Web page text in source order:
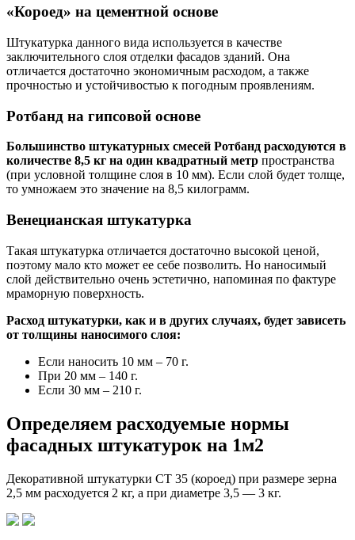
«Короед» на цементной основе
Штукатурка данного вида используется в качестве
заключительного слоя отделки фасадов зданий. Она
отличается достаточно экономичным расходом, а также
прочностью и устойчивостью к погодным проявлениям.
Ротбанд на гипсовой основе
Большинство штукатурных смесей Ротбанд расходуются в
количестве 8,5 кг на один квадратный метр пространства
(при условной толщине слоя в 10 мм). Если слой будет толще,
то умножаем это значение на 8,5 килограмм.
Венецианская штукатурка
Такая штукатурка отличается достаточно высокой ценой,
поэтому мало кто может ее себе позволить. Но наносимый
слой действительно очень эстетично, напоминая по фактуре
мраморную поверхность.
Расход штукатурки, как и в других случаях, будет зависеть
от толщины наносимого слоя:
Если наносить 10 мм – 70 г.
При 20 мм – 140 г.
Если 30 мм – 210 г.
Определяем расходуемые нормы
фасадных штукатурок на 1м2
Декоративной штукатурки СТ 35 (короед) при размере зерна
2,5 мм расходуется 2 кг, а при диаметре 3,5 — 3 кг.